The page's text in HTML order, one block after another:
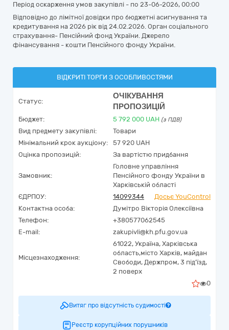
Період оскарження умов закупівлі - по 23-06-2026, 00:00
Відповідно до лімітної довідки про бюджетні асигнування та
кредитування на 2026 рік від 24.02.2026. Орган соціального
страхування- Пенсійний фонд України. Джерело
фінансування - кошти Пенсійного фонду України.
ВІДКРИТІ ТОРГИ З ОСОБЛИВОСТЯМИ
Статус:
ОЧІКУВАННЯ
ПРОПОЗИЦІЙ
Бюджет: 5 792 000 UAH (з ПДВ)
Вид предмету закупівлі:
Товари
Мінімальний крок аукціону:
57 920 UAH
Оцінка пропозицій:
За вартістю придбання
Замовник:
Головне управління
Пенсійного фонду України в
Харківській області
ЄДРПОУ:
14099344
Досьє YouControl
Контактна особа:
Думітро Вікторія Олексіївна
Телефон:
+380577062545
E-mail:
zakupivli@kh.pfu.gov.ua
Місцезнаходження:
61022, Україна, Харківська
область,місто Харків, майдан
Свободи, Держпром, 3 під'їзд,
2 поверх
0
Витяг про відсутність судимості
Реєстр корупційних порушників